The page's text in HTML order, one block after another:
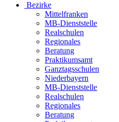
Bezirke
Mittelfranken
MB-Dienststelle
Realschulen
Regionales
Beratung
Praktikumsamt
Ganztagsschulen
Niederbayern
MB-Dienststelle
Realschulen
Regionales
Beratung